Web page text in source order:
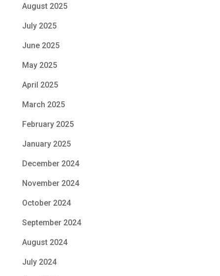
August 2025
July 2025
June 2025
May 2025
April 2025
March 2025
February 2025
January 2025
December 2024
November 2024
October 2024
September 2024
August 2024
July 2024